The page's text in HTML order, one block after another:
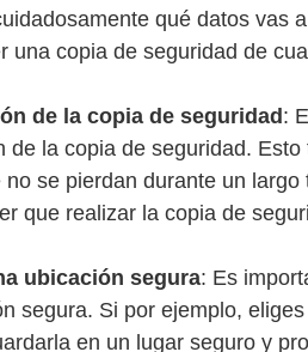
qué datos vas
una copia de seguridad de
de la copia de seguridad:
la copia de seguridad.
se pierdan durante un largo
que realizar la copia de
ubicación segura: Es
segura. Si por ejemplo,
en un lugar seguro y